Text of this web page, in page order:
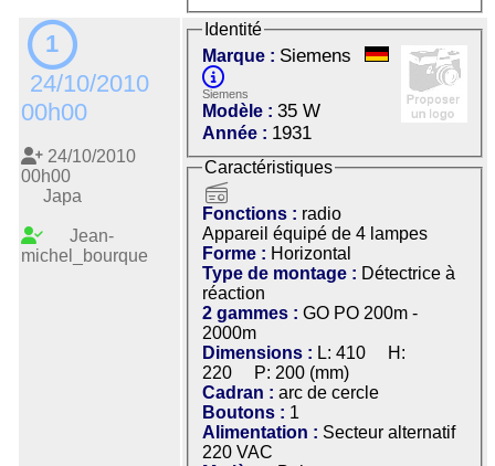
1
24/10/2010
00h00
24/10/2010
00h00
Japa
Jean-
michel_bourque
Identité
Marque : Siemens
Siemens
Modèle : 35 W
Année : 1931
Caractéristiques
Fonctions : radio
Appareil équipé de 4 lampes
Forme : Horizontal
Type de montage : Détectrice à
réaction
2 gammes : GO PO 200m -
2000m
Dimensions : L: 410 H:
220 P: 200 (mm)
Cadran : arc de cercle
Boutons : 1
Alimentation : Secteur alternatif
220 VAC